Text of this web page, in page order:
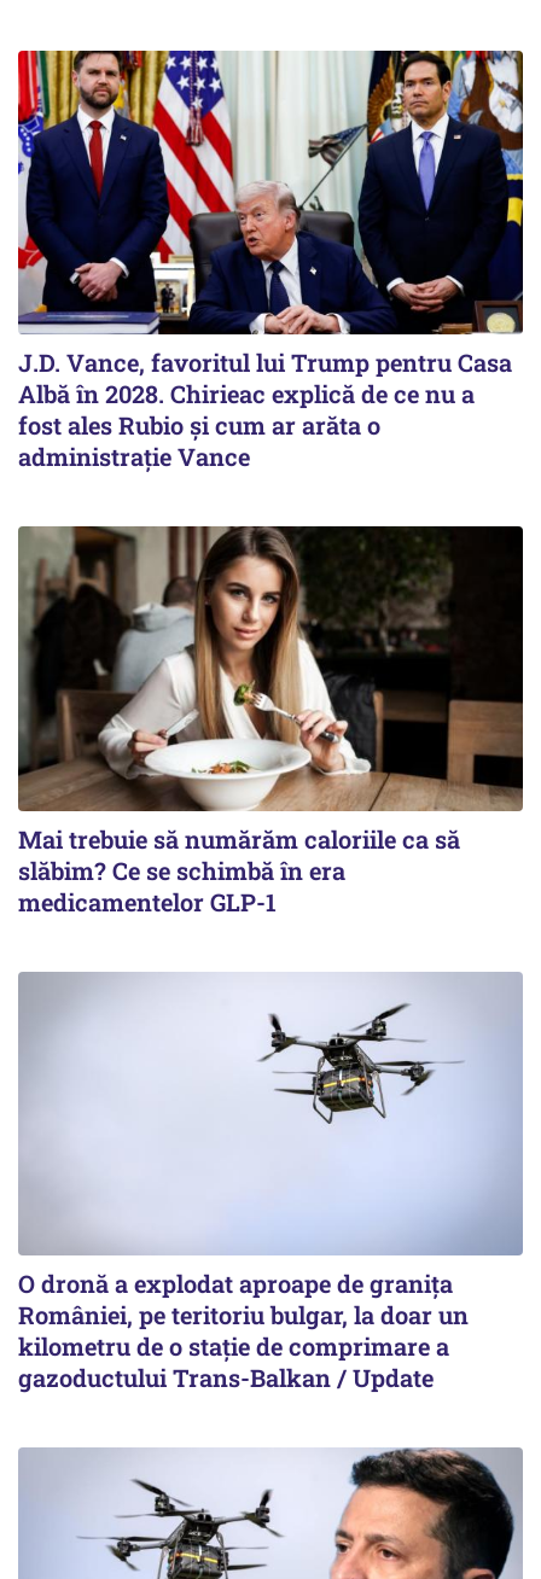
J.D. Vance, favoritul lui Trump pentru Casa
Albă în 2028. Chirieac explică de ce nu a
fost ales Rubio și cum ar arăta o
administrație Vance
Mai trebuie să numărăm caloriile ca să
slăbim? Ce se schimbă în era
medicamentelor GLP-1
O dronă a explodat aproape de granița
României, pe teritoriu bulgar, la doar un
kilometru de o stație de comprimare a
gazoductului Trans-Balkan / Update